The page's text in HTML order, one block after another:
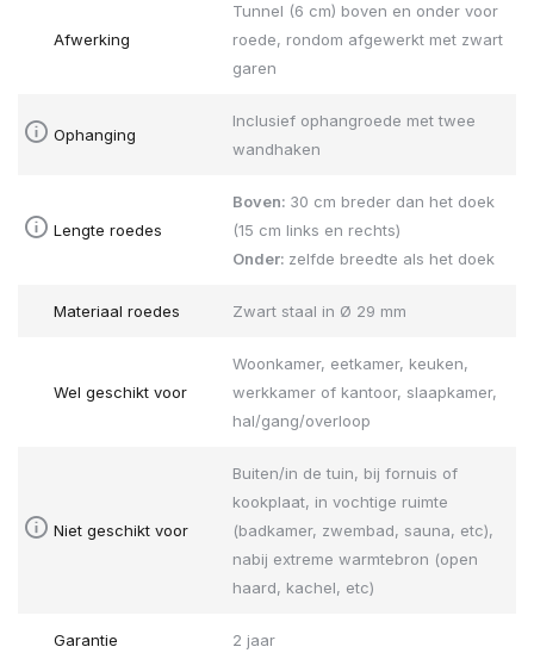
Afwerking
Tunnel (6 cm) boven en onder voor
roede, rondom afgewerkt met zwart
garen
Ophanging
Inclusief ophangroede met twee
wandhaken
Lengte roedes
Boven: 30 cm breder dan het doek
(15 cm links en rechts)
Onder: zelfde breedte als het doek
Materiaal roedes Zwart staal in Ø 29 mm
Wel geschikt voor
Woonkamer, eetkamer, keuken,
werkkamer of kantoor, slaapkamer,
hal/gang/overloop
Niet geschikt voor
Buiten/in de tuin, bij fornuis of
kookplaat, in vochtige ruimte
(badkamer, zwembad, sauna, etc),
nabij extreme warmtebron (open
haard, kachel, etc)
Garantie 2 jaar